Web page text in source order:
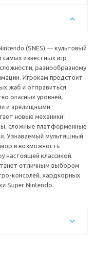
(SNES) — культовый
известных игр
разнообразному
Игрокам предстоит
жаб и отправиться
опасных уровней,
и зрелищными
новые механики:
сложные платформенные
Узнаваемый мультяшный
и возможность
настоящей классикой.
отличным выбором
консолей, хардкорных
Super Nintendo.